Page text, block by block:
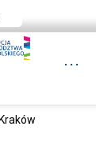
Kraków